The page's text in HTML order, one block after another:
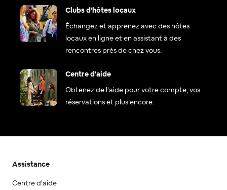
Clubs d'hôtes locaux
Échangez et apprenez avec des hôtes
locaux en ligne et en assistant à des
rencontres près de chez vous.
Centre d'aide
Obtenez de l'aide pour votre compte, vos
réservations et plus encore.
Assistance
Centre d'aide